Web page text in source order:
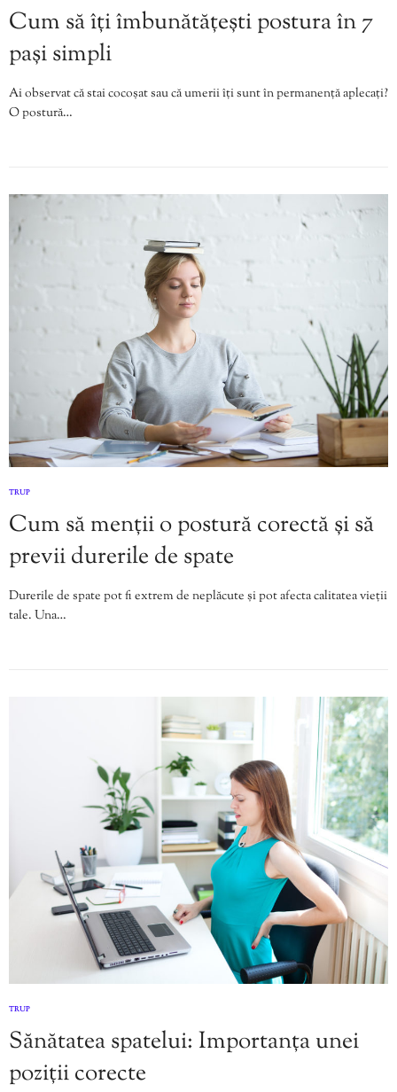
Cum să îți îmbunătățești postura în 7
pași simpli
Ai observat că stai cocoșat sau că umerii îți sunt în permanență aplecați?
O postură…
TRUP
Cum să menții o postură corectă și să
previi durerile de spate
Durerile de spate pot fi extrem de neplăcute și pot afecta calitatea vieții
tale. Una…
TRUP
Sănătatea spatelui: Importanța unei
poziții corecte